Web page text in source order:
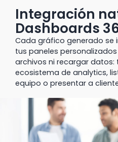
Integración
Dashboards
Cada gráfico generado se
tus paneles personalizados
archivos ni recargar
ecosistema de analytics,
equipo o presentar a